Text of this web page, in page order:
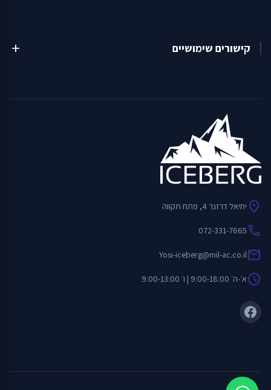
קישורים שימושיים add
location_on יחיאל דרזנר 4, פתח תקווה
call
072-331-7665
mail
Yosi-iceberg@mil-ac.co.il
scheduleא׳-ה׳ 9:00-18:00 | ו׳ 9:00-13:00